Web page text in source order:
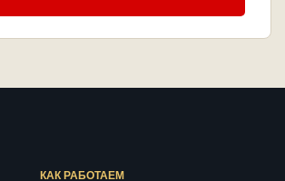
КАК РАБОТАЕМ